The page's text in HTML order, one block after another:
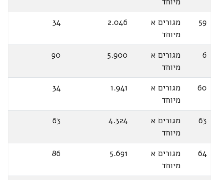
59
מגורים א
מיוחד
2.046
34
6
מגורים א
מיוחד
5.900
90
60
מגורים א
מיוחד
1.941
34
63
מגורים א
מיוחד
4.324
63
64
מגורים א
מיוחד
5.691
86